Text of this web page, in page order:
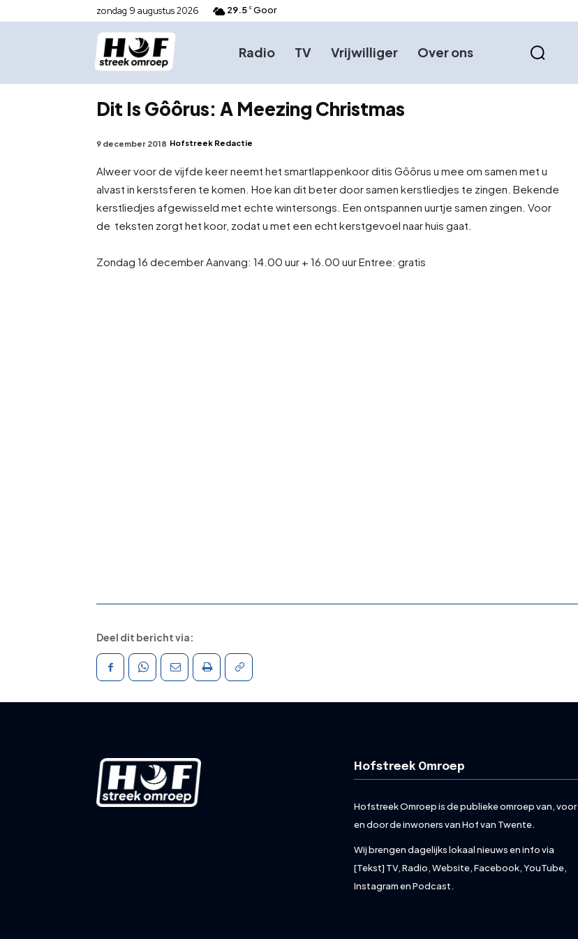
zondag 9 augustus 2026 29.5 C Goor
Radio TV Vrijwilliger Over ons
Dit Is Gôôrus: A Meezing Christmas
9 december 2018 Hofstreek Redactie
Alweer voor de vijfde keer neemt het smartlappenkoor ditis Gôôrus u mee om samen met u
alvast in kerstsferen te komen. Hoe kan dit beter door samen kerstliedjes te zingen. Bekende
kerstliedjes afgewisseld met echte wintersongs. Een ontspannen uurtje samen zingen. Voor
de teksten zorgt het koor, zodat u met een echt kerstgevoel naar huis gaat.
Zondag 16 december Aanvang: 14.00 uur + 16.00 uur Entree: gratis
Deel dit bericht via:
Hofstreek Omroep
Hofstreek Omroep is de publieke omroep van, voor
en door de inwoners van Hof van Twente.
Wij brengen dagelijks lokaal nieuws en info via
[Tekst] TV, Radio, Website, Facebook, YouTube,
Instagram en Podcast.